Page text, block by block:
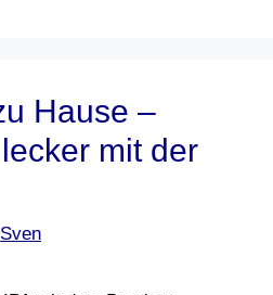
Hause –
mit der
Sven